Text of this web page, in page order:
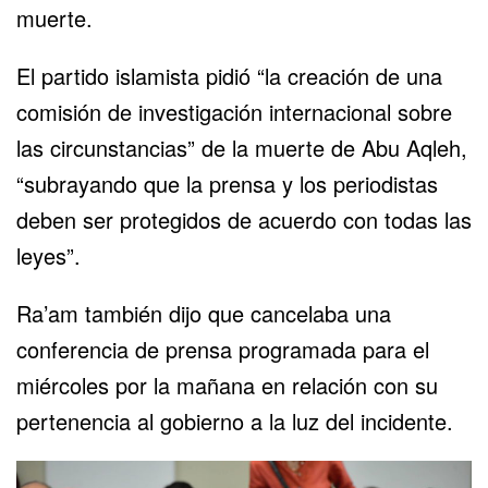
muerte.
El partido islamista pidió “la creación de una
comisión de investigación internacional sobre
las circunstancias” de la muerte de Abu Aqleh,
“subrayando que la prensa y los periodistas
deben ser protegidos de acuerdo con todas las
leyes”.
Ra’am también dijo que cancelaba una
conferencia de prensa programada para el
miércoles por la mañana en relación con su
pertenencia al gobierno a la luz del incidente.